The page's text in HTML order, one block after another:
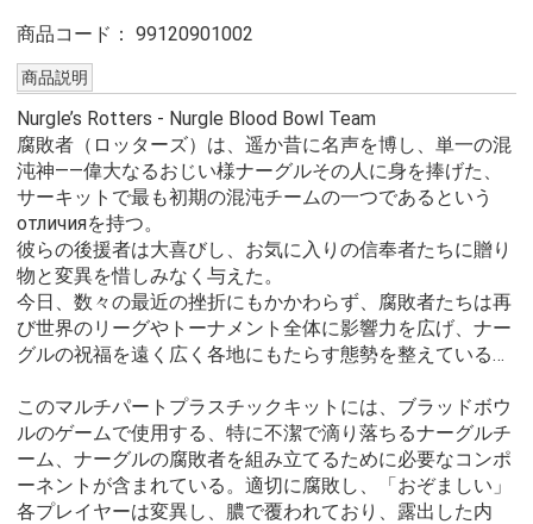
商品コード： 99120901002
商品説明
Nurgle’s Rotters - Nurgle Blood Bowl Team
腐敗者（ロッターズ）は、遥か昔に名声を博し、単一の混
沌神――偉大なるおじい様ナーグルその人に身を捧げた、
サーキットで最も初期の混沌チームの一つであるという
отличияを持つ。
彼らの後援者は大喜びし、お気に入りの信奉者たちに贈り
物と変異を惜しみなく与えた。
今日、数々の最近の挫折にもかかわらず、腐敗者たちは再
び世界のリーグやトーナメント全体に影響力を広げ、ナー
グルの祝福を遠く広く各地にもたらす態勢を整えている…
このマルチパートプラスチックキットには、ブラッドボウ
ルのゲームで使用する、特に不潔で滴り落ちるナーグルチ
ーム、ナーグルの腐敗者を組み立てるために必要なコンポ
ーネントが含まれている。適切に腐敗し、「おぞましい」
各プレイヤーは変異し、膿で覆われており、露出した内